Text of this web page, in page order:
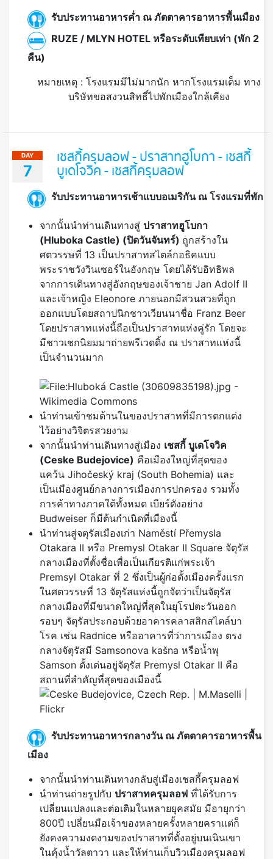
รับประทานอาหารค่ำ ณ ภัตตาคารอาหารพื้นเมือง
RUZE / MLYN HOTEL หรือระดับเทียบเท่า (พัก 2
คืน)
หมายเหตุ : โรงแรมมีไม่มากนัก หากโรงแรมเต็ม ทาง
บริษัทขอสงวนสิทธิ์ไปพักเมืองใกล้เคียง
DAY
7
เชสกี้ครุมลอฟ - ปราสาทฮูโบกา - เชสกี้
บูเดโจวิค - เชสกี้ครุมลอฟ
รับประทานอาหารเช้าแบบอเมริกัน ณ โรงแรมที่พัก
จากนั้นนำท่านเดินทางสู่ ปราสาทฮูโบกา
(Hluboka Castle) (ปิดวันจันทร์) ถูกสร้างใน
ศตวรรษที่ 13 เป็นปราสาทสไตล์กอธิคแบบ
พระราชวังวินเซอร์ในอังกฤษ โดยได้รับอิทธิพล
จากการเดินทางสู่อังกฤษของเจ้าชาย Jan Adolf II
และเจ้าหญิง Eleonore ภายนอกมีสวนสวยที่ถูก
ออกแบบโดยสถาปนิกชาวเวียนนาชื่อ Franz Beer
โดยปราสาทแห่งนี้ถือเป็นปราสาทแห่งคู่รัก โดยจะ
มีชาวเชกนิยมมาถ่ายพรีเวดดิ้ง ณ ปราสาทแห่งนี้
เป็นจำนวนมาก
นำท่านเข้าชมด้านในของปราสาทที่มีการตกแต่ง
ไว้อย่างวิจิตรสวยงาม
จากนั้นนำท่านเดินทางสู่เมือง เชสกี้ บูเดโจวิค
(Ceske Budejovice) คือเมืองใหญ่ที่สุดของ
แคว้น Jihočeský kraj (South Bohemia) และ
เป็นเมืองศูนย์กลางการเมืองการปกครอง รวมทั้ง
การค้าทางภาคใต้ทั้งหมด เบียร์ดังอย่าง
Budweiser ก็มีต้นกำเนิดที่เมืองนี้
นำท่านสู่จตุรัสเมืองเก่า Naměstí Přemysla
Otakara II หรือ Premysl Otakar II Square จัตุรัส
กลางเมืองที่ตั้งชื่อเพื่อเป็นเกียรติแก่พระเจ้า
Premsyl Otakar ที่ 2 ซึ่งเป็นผู้ก่อตั้งเมืองครั้งแรก
ในศตวรรษที่ 13 จัตุรัสแห่งนี้ถูกจัดว่าเป็นจัตุรัส
กลางเมืองที่มีขนาดใหญ่ที่สุดในยุโรปตะวันออก
รอบๆ จัตุรัสประกอบด้วยอาคารคลาสสิกสไตล์บา
โรค เช่น Radnice หรืออาคารที่ว่าการเมือง ตรง
กลางจัตุรัสมี Samsonova kašna หรือน้ำพุ
Samson ตั้งเด่นอยู่จัตุรัส Premysl Otakar II คือ
สถานที่สำคัญที่สุดของเมืองนี้
รับประทานอาหารกลางวัน ณ ภัตตาคารอาหารพื้น
เมือง
จากนั้นนำท่านเดินทางกลับสู่เมืองเชสกี้ครุมลอฟ
นำท่านถ่ายรูปกับ ปราสาทครุมลอฟ ที่ได้รับการ
เปลี่ยนแปลงและต่อเติมในหลายยุคสมัย มีอายุกว่า
800ปี เปลี่ยนมือเจ้าของหลายครั้งหลายคราแต่ก็
ยังคงความงดงามของปราสาทที่ตั้งอยู่บนเนินเขา
ในคุ้งน้ำวัลตาวา และให้ท่านเก็บวิวเมืองครุมลอฟ